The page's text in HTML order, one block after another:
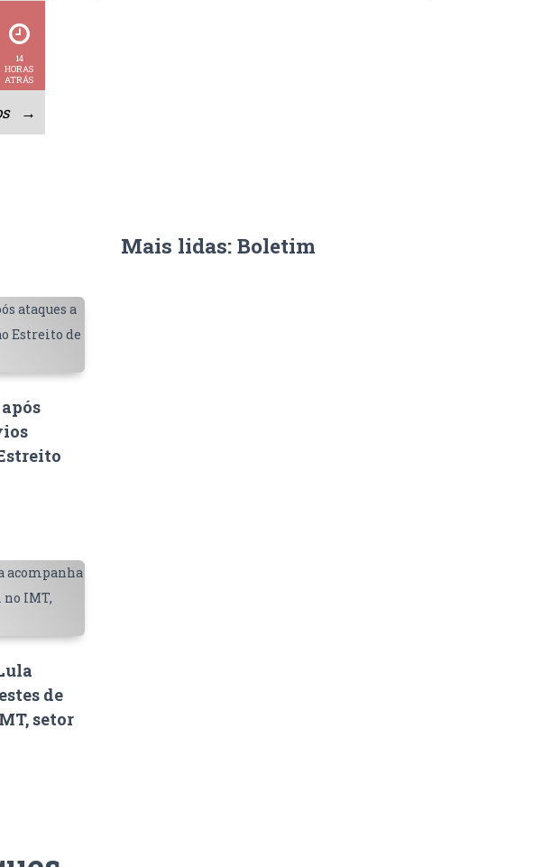
14
HORAS
ATRÁS
→
de
setor
Mais lidas: Boletim